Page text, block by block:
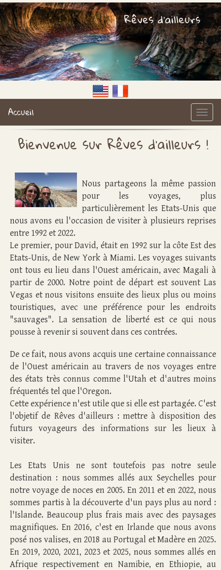
Rêves d'ailleurs
Accueil
Bienvenue sur Rêves d'ailleurs !
Nous partageons la même passion
pour les voyages, plus
particulièrement les Etats-Unis que
nous avons eu l'occasion de visiter à plusieurs reprises
entre 1992 et 2022.
Le premier, pour David, était en 1992 sur la côte Est des
Etats-Unis, de New York à Miami. Les voyages suivants
ont tous eu lieu dans l'Ouest américain, avec Magali à
partir de 2000. Notre point de départ est souvent Las
Vegas et nous visitons ensuite des lieux plus ou moins
touristiques, avec une préférence pour les endroits
"sauvages". La sensation de liberté est ce qui nous
pousse à revenir si souvent dans ces contrées.
De ce fait, nous avons acquis une certaine connaissance
de l'Ouest américain au travers de nos voyages entre
des états très connus comme l'Utah et d'autres moins
fréquentés tel que l'Oregon.
Cette expérience n'est utile que si elle est partagée. C'est
l'objetif de Rêves d'ailleurs : mettre à disposition des
futurs voyageurs des informations sur les lieux à
visiter.
Les Etats Unis ne sont toutefois pas notre seule
destination : nous sommes allés aux Seychelles pour
notre voyage de noces en 2005. En 2011 et en 2022, nous
sommes partis à la découverte d'un pays plus au nord :
l'Islande. Beaucoup plus frais mais avec des paysages
magnifiques. En 2016, c'est en Irlande que nous avons
posé nos valises, en 2018 au Portugal et Madère en 2025.
En 2019, 2020, 2021, 2023 et 2025, nous sommes allés en
Afrique respectivement en Namibie, en Ethiopie, au